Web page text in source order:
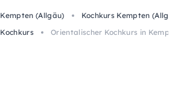
Kempten (Allgäu)
Kochkurs Kempten
Kochkurs Orientalischer Kochkurs in